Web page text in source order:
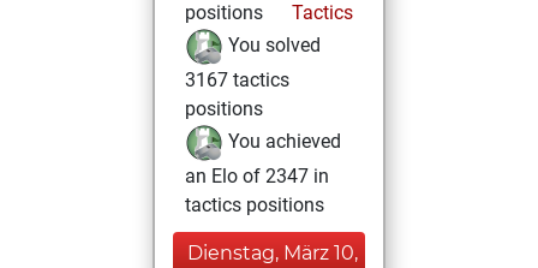
positions
Tactics
You solved
3167 tactics
positions
You achieved
an Elo of 2347 in
tactics positions
Dienstag, März 10,